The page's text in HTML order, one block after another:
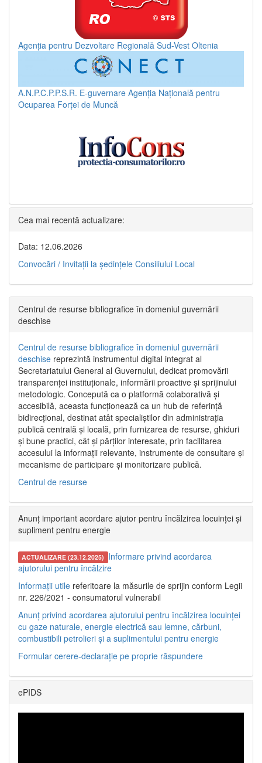
Agenția pentru Dezvoltare Regională Sud-Vest Oltenia
A.N.P.C.P.P.S.R. E-guvernare Agenția Națională pentru
Ocuparea Forței de Muncă
Cea mai recentă actualizare:
Data: 12.06.2026
Convocări / Invitaţii la şedinţele Consiliului Local
Centrul de resurse bibliografice în domeniul guvernării
deschise
Centrul de resurse bibliografice în domeniul guvernării
deschise reprezintă instrumentul digital integrat al
Secretariatului General al Guvernului, dedicat promovării
transparenței instituționale, informării proactive și sprijinului
metodologic. Concepută ca o platformă colaborativă și
accesibilă, aceasta funcționează ca un hub de referință
bidirecțional, destinat atât specialiștilor din administrația
publică centrală și locală, prin furnizarea de resurse, ghiduri
și bune practici, cât și părților interesate, prin facilitarea
accesului la informații relevante, instrumente de consultare și
mecanisme de participare și monitorizare publică.
Centrul de resurse
Anunț important acordare ajutor pentru încălzirea locuinței și
supliment pentru energie
ACTUALIZARE (23.12.2025) Informare privind acordarea
ajutorului pentru încălzire
Informații utile referitoare la măsurile de sprijin conform Legii
nr. 226/2021 - consumatorul vulnerabil
Anunț privind acordarea ajutorului pentru încălzirea locuinței
cu gaze naturale, energie electrică sau lemne, cărbuni,
combustibili petrolieri și a suplimentului pentru energie
Formular cerere-declarație pe proprie răspundere
ePIDS